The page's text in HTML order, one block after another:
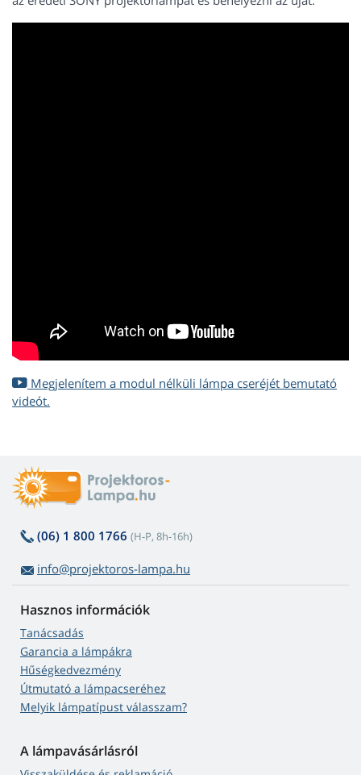
Megjelenítem a modul nélküli lámpa cseréjét bemutató
videót.
(06) 1 800 1766 (H-P, 8h-16h)
info@projektoros-lampa.hu
Hasznos információk
Tanácsadás
Garancia a lámpákra
Hűségkedvezmény
Útmutató a lámpacseréhez
Melyik lámpatípust válasszam?
A lámpavásárlásról